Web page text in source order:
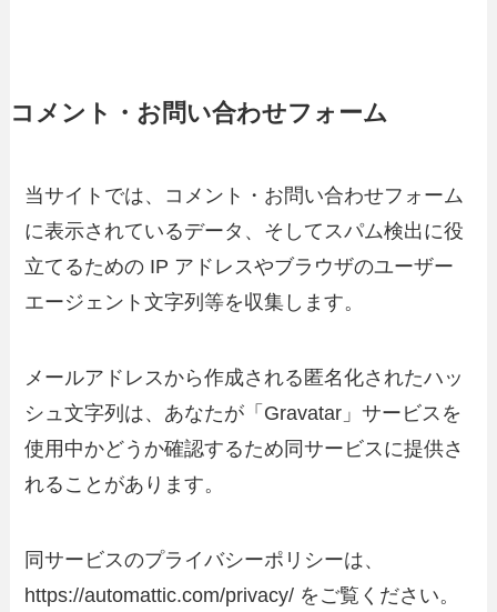
コメント・お問い合わせフォーム
当サイトでは、コメント・お問い合わせフォーム
に表示されているデータ、そしてスパム検出に役
立てるための IP アドレスやブラウザのユーザー
エージェント文字列等を収集します。
メールアドレスから作成される匿名化されたハッ
シュ文字列は、あなたが「Gravatar」サービスを
使用中かどうか確認するため同サービスに提供さ
れることがあります。
同サービスのプライバシーポリシーは、
https://automattic.com/privacy/ をご覧ください。